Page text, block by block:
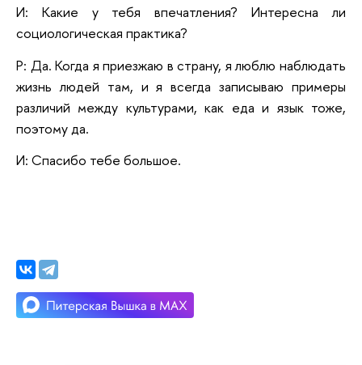
И: Какие у тебя впечатления? Интересна ли
социологическая практика?
Р: Да. Когда я приезжаю в страну, я люблю наблюдать
жизнь людей там, и я всегда записываю примеры
различий между культурами, как еда и язык тоже,
поэтому да.
И: Спасибо тебе большое.